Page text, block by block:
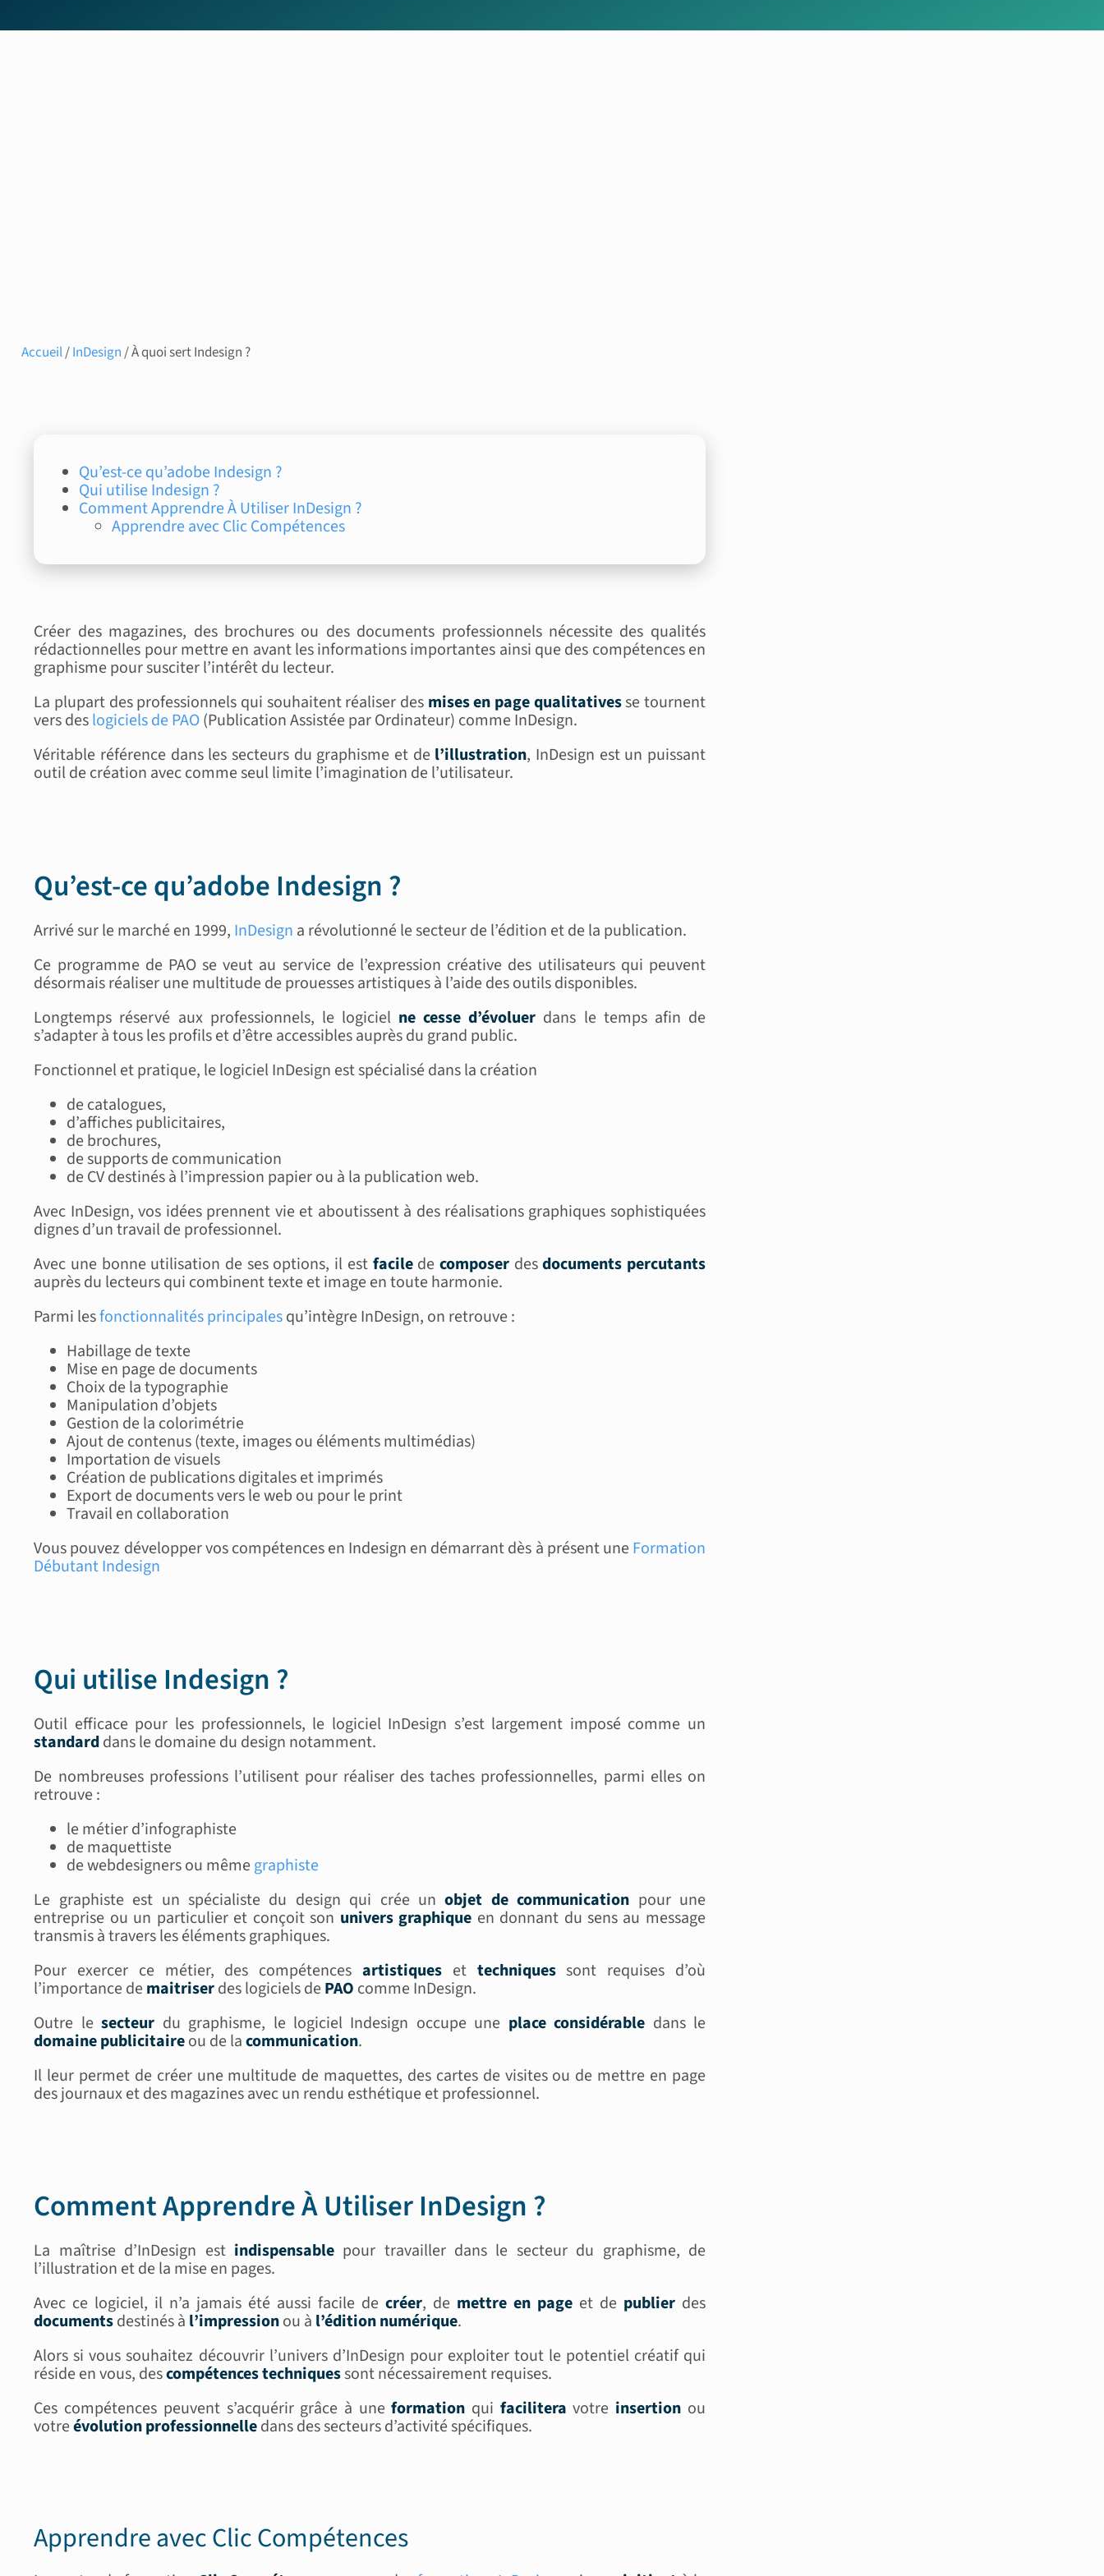
Accueil/InDesign/ À quoi sert Indesign ?
Qu’est-ce qu’adobe Indesign ?
Qui utilise Indesign ?
Comment Apprendre À Utiliser InDesign ?
Apprendre avec Clic Compétences
Créer des magazines, des brochures ou des documents professionnels nécessite des qualités
rédactionnelles pour mettre en avant les informations importantes ainsi que des compétences en
graphisme pour susciter l’intérêt du lecteur.
La plupart des professionnels qui souhaitent réaliser des mises en page qualitativesse tournent
vers deslogiciels de PAO(Publication Assistée par Ordinateur) comme InDesign.
Véritable référence dans les secteurs du graphisme et de l’illustration, InDesign est un puissant
outil de création avec comme seul limite l’imagination de l’utilisateur.
Qu’est-ce qu’adobe Indesign ?
Arrivé sur le marché en 1999, InDesign a révolutionné le secteur de l’édition et de la publication.
Ce programme de PAO se veut au service de l’expression créative des utilisateurs qui peuvent
désormais réaliser une multitude de prouesses artistiques à l’aide des outils disponibles.
Longtemps réservé aux professionnels, le logiciel ne cesse d’évoluer dans le temps afin de
s’adapter à tous les profils et d’être accessibles auprès du grand public.
Fonctionnel et pratique, le logiciel InDesign est spécialisé dans la création
de catalogues,
d’affiches publicitaires,
de brochures,
de supports de communication
de CV destinés à l’impression papier ou à la publication web.
Avec InDesign, vos idées prennent vie et aboutissent à des réalisations graphiques sophistiquées
dignes d’un travail de professionnel.
Avec une bonne utilisation de ses options, il est facilede composerdesdocuments percutants
auprès du lecteurs qui combinent texte et image en toute harmonie.
Parmi lesfonctionnalités principalesqu’intègre InDesign, on retrouve :
Habillage de texte
Mise en page de documents
Choix de la typographie
Manipulation d’objets
Gestion de la colorimétrie
Ajout de contenus (texte, images ou éléments multimédias)
Importation de visuels
Création de publications digitales et imprimés
Export de documents vers le web ou pour le print
Travail en collaboration
Vous pouvez développer vos compétences en Indesign en démarrant dès à présent uneFormation
Débutant Indesign
Qui utilise Indesign ?
Outil efficace pour les professionnels, le logiciel InDesign s’est largement imposé comme un
standarddans le domaine du design notamment.
De nombreuses professions l’utilisent pour réaliser des taches professionnelles, parmi elles on
retrouve :
le métier d’infographiste
de maquettiste
de webdesigners ou mêmegraphiste
Le graphiste est un spécialiste du design qui crée unobjet de communication pour une
entreprise ou un particulier et conçoit son univers graphique en donnant du sens au message
transmis à travers les éléments graphiques.
Pour exercer ce métier, des compétencesartistiques et techniquessont requises d’où
l’importance demaitriserdes logiciels dePAO comme InDesign.
Outre lesecteur du graphisme, le logiciel Indesign occupe une place considérable dans le
domaine publicitaireou de lacommunication.
Il leur permet de créer une multitude de maquettes, des cartes de visites ou de mettre en page
des journaux et des magazines avec un rendu esthétique et professionnel.
Comment Apprendre À Utiliser InDesign ?
La maîtrise d’InDesign est indispensablepour travailler dans le secteur du graphisme, de
l’illustration et de la mise en pages.
Avec ce logiciel, il n’a jamais été aussi facile decréer, de mettre en page et de publierdes
documentsdestinés à l’impressionou à l’édition numérique.
Alors si vous souhaitez découvrir l’univers d’InDesign pour exploiter tout le potentiel créatif qui
réside en vous, descompétences techniquessont nécessairement requises.
Ces compétences peuvent s’acquérir grâce à uneformation qui facilitera votre insertion ou
votreévolution professionnelledans des secteurs d’activité spécifiques.
Apprendre avec Clic Compétences